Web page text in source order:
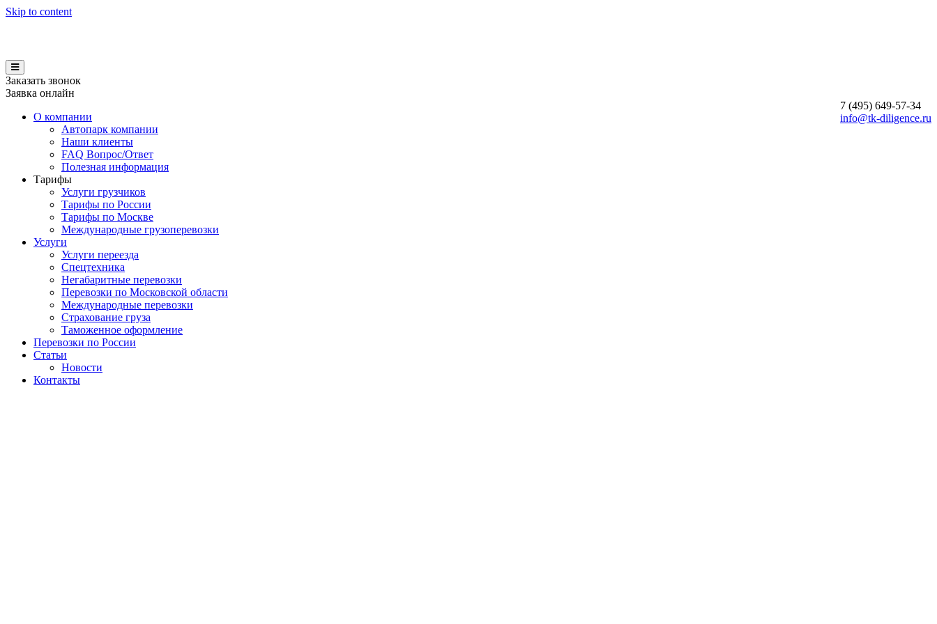
Skip to content
Заказать звонок
Заявка онлайн
7 (495) 649-57-34
info@tk-diligence.ru
О компании
Автопарк компании
Наши клиенты
FAQ Вопрос/Ответ
Полезная информация
Тарифы
Услуги грузчиков
Тарифы по России
Тарифы по Москве
Международные грузоперевозки
Услуги
Услуги переезда
Спецтехника
Негабаритные перевозки
Перевозки по Московской области
Международные перевозки
Страхование груза
Таможенное оформление
Перевозки по России
Статьи
Новости
Контакты